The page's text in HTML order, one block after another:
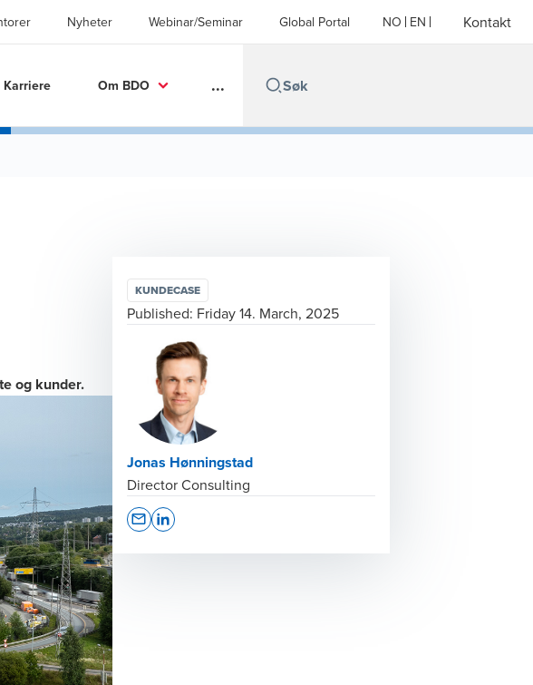
Nyheter Webinar/Seminar Global Portal NO EN Kontakt
Karriere Om BDO ...
og kunder.
KUNDECASE
Published: Friday 14. March, 2025
Jonas Hønningstad
Director Consulting